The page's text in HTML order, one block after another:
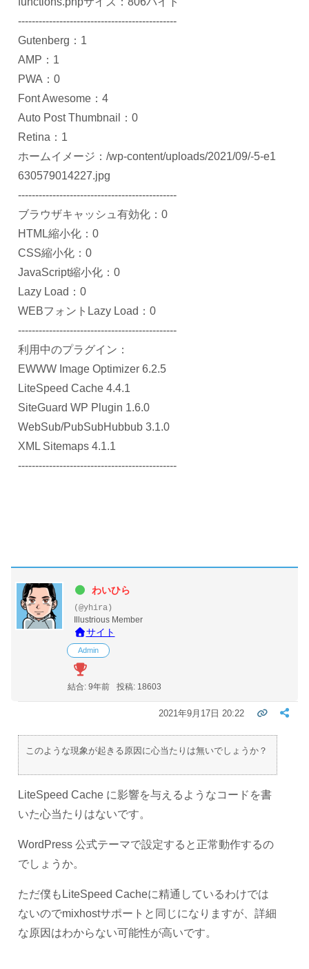
----------------------------------------------
Gutenberg：1
AMP：1
PWA：0
Font Awesome：4
Auto Post Thumbnail：0
Retina：1
ホームイメージ：/wp-content/uploads/2021/09/-5-e1
630579014227.jpg
----------------------------------------------
ブラウザキャッシュ有効化：0
HTML縮小化：0
CSS縮小化：0
JavaScript縮小化：0
Lazy Load：0
WEBフォントLazy Load：0
----------------------------------------------
利用中のプラグイン：
EWWW Image Optimizer 6.2.5
LiteSpeed Cache 4.4.1
SiteGuard WP Plugin 1.6.0
WebSub/PubSubHubbub 3.1.0
XML Sitemaps 4.1.1
----------------------------------------------
わいひら
(@yhira)
Illustrious Member
サイト
Admin
結合: 9年前 投稿: 18603
2021年9月17日 20:22
このような現象が起きる原因に心当たりは無いでしょうか？
LiteSpeed Cache に影響を与えるようなコードを書
いた心当たりはないです。
WordPress 公式テーマで設定すると正常動作するの
でしょうか。
ただ僕もLiteSpeed Cacheに精通しているわけでは
ないのでmixhostサポートと同じになりますが、詳細
な原因はわからない可能性が高いです。